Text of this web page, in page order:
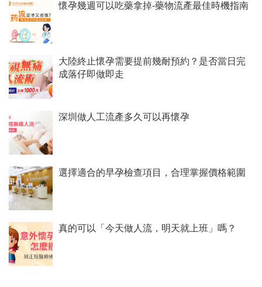
懷孕幾週可以吃藥拿掉-藥物流產最佳時機指南
大陸終止懷孕需要提前幾耐預約？是否當日完
成落仔即做即走
深圳做人工流產多久可以再懷孕
選擇適合的早孕檢查項目，合理掌握價格範圍
真的可以「今天做人流，明天就上班」嗎？